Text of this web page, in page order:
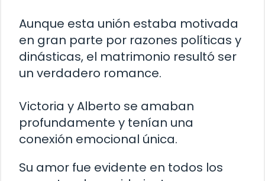
Aunque esta unión estaba motivada
en gran parte por razones políticas y
dinásticas, el matrimonio resultó ser
un verdadero romance.
Victoria y Alberto se amaban
profundamente y tenían una
conexión emocional única.
Su amor fue evidente en todos los